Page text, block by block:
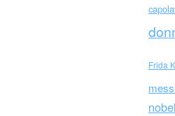
Frida
nobel